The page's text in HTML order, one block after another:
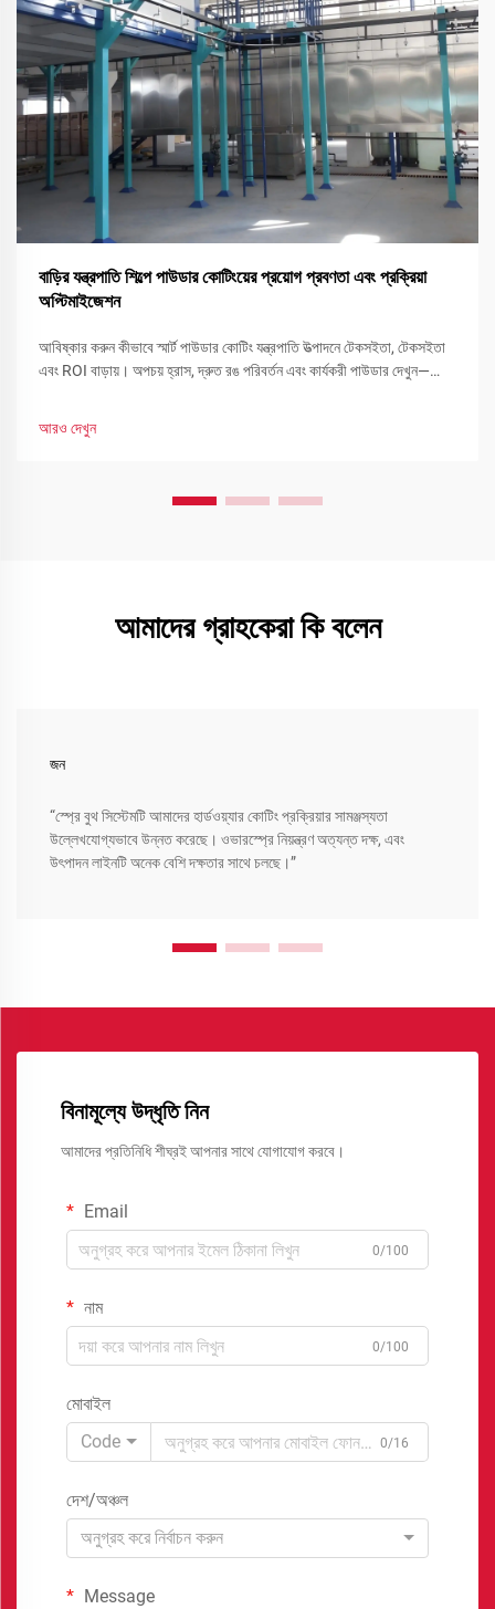
বাড়ির যন্ত্রপাতি শিল্পে পাউডার কোটিংয়ের প্রয়োগ প্রবণতা এবং প্রক্রিয়া
অপ্টিমাইজেশন
আবিষ্কার করুন কীভাবে স্মার্ট পাউডার কোটিং যন্ত্রপাতি উত্পাদনে টেকসইতা, টেকসইতা
এবং ROI বাড়ায়। অপচয় হ্রাস, দ্রুত রঙ পরিবর্তন এবং কার্যকরী পাউডার দেখুন—
আরও দেখুন
আমাদের গ্রাহকেরা কি বলেন
জন
“স্প্রে বুথ সিস্টেমটি আমাদের হার্ডওয়্যার কোটিং প্রক্রিয়ার সামঞ্জস্যতা
উল্লেখযোগ্যভাবে উন্নত করেছে। ওভারস্প্রে নিয়ন্ত্রণ অত্যন্ত দক্ষ, এবং
উৎপাদন লাইনটি অনেক বেশি দক্ষতার সাথে চলছে।”
বিনামূল্যে উদ্ধৃতি নিন
আমাদের প্রতিনিধি শীঘ্রই আপনার সাথে যোগাযোগ করবে।
Email
0/100
নাম
0/100
মোবাইল
Code
0/16
দেশ/অঞ্চল
অনুগ্রহ করে নির্বাচন করুন
Message